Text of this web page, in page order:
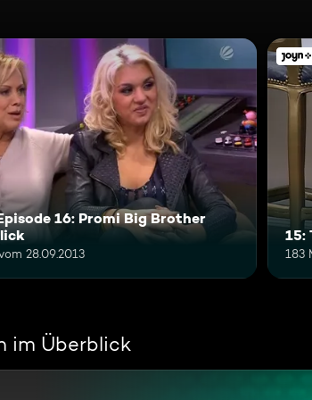
16: Promi Big Brother
28.09.2013
15:
183
im Überblick